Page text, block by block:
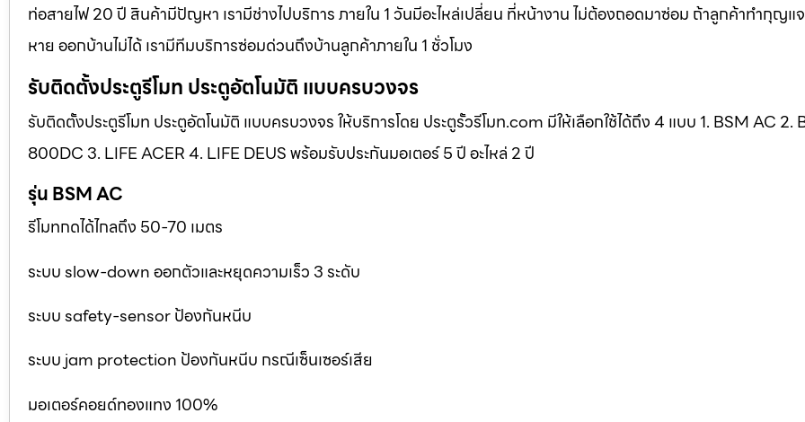
ท่อสายไฟ 20 ปี สินค้ามีปัญหา เรามีช่างไปบริการ ภายใน 1 วันมีอะไหล่เปลี่ยน ที่หน้างาน ไม่ต้องถอดมาซ่อม ถ้าลูกค้าทำกุญ
หาย ออกบ้านไม่ได้ เรามีทีมบริการซ่อมด่วนถึงบ้านลูกค้าภายใน 1 ชั่วโมง
รับติดตั้งประตูรีโมท ประตูอัตโนมัติ แบบครบวงจร
รับติดตั้งประตูรีโมท ประตูอัตโนมัติ แบบครบวงจร ให้บริการโดย ประตูรั้วรีโมท.com มีให้เลือกใช้ได้ถึง 4 แบบ 1. BSM AC 2.
800DC 3. LIFE ACER 4. LIFE DEUS พร้อมรับประกันมอเตอร์ 5 ปี อะไหล่ 2 ปี
รุ่น BSM AC
รีโมทกดได้ไกลถึง 50-70 เมตร
ระบบ slow-down ออกตัวและหยุดความเร็ว 3 ระดับ
ระบบ safety-sensor ป้องกันหนีบ
ระบบ jam protection ป้องกันหนีบ กรณีเซ็นเซอร์เสีย
มอเตอร์คอยด์ทองแทง 100%